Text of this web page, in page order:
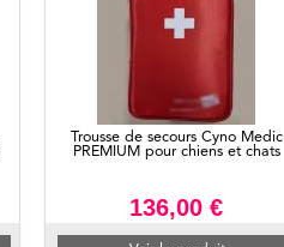
Trousse de secours Cyno Medic
PREMIUM pour chiens et chats
136,00 €